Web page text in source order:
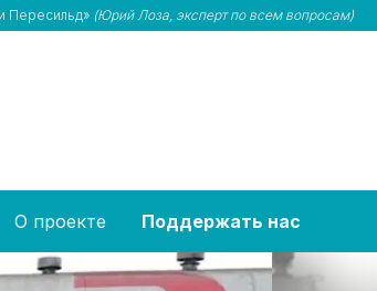
Пересильд» (Юрий Лоза, эксперт по всем вопросам)
О проекте Поддержать нас